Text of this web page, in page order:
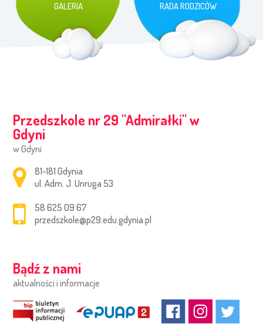
GALERIA RADA RODZICÓW
Przedszkole nr 29 ''Admirałki'' w
Gdyni
w Gdyni
Adres pocztowy:
81-181 Gdynia
ul. Adm. J. Unruga 53
58 625 09 67
przedszkole@p29.edu.gdynia.pl
Bądź z nami
aktualności i informacje